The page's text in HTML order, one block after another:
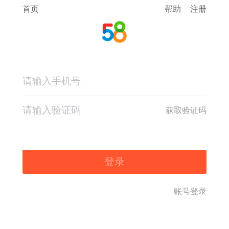
首页 帮助 注册
获取验证码
登录
账号登录